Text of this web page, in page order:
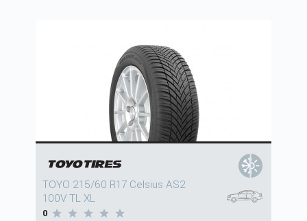
TOYO 215/60 R17 Celsius AS2
100V TL XL
0